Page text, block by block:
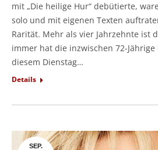
mit „Die heilige Hur“ debütierte,
solo und mit eigenen Texten
Rarität. Mehr als vier Jahrzehnte ist
immer hat die inzwischen 72-
diesem Dienstag…
Details
SEP.